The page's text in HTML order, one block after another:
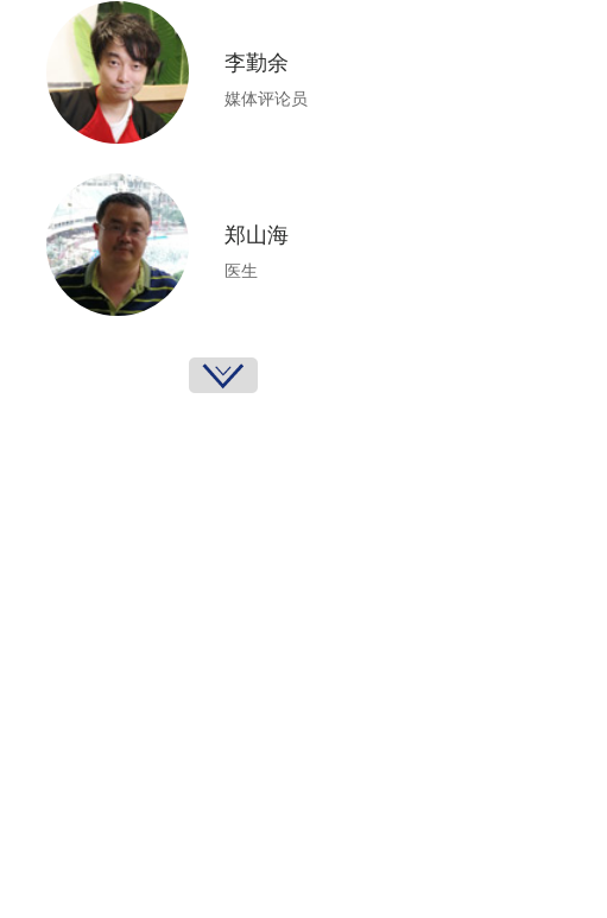
李勤余
媒体评论员
郑山海
医生